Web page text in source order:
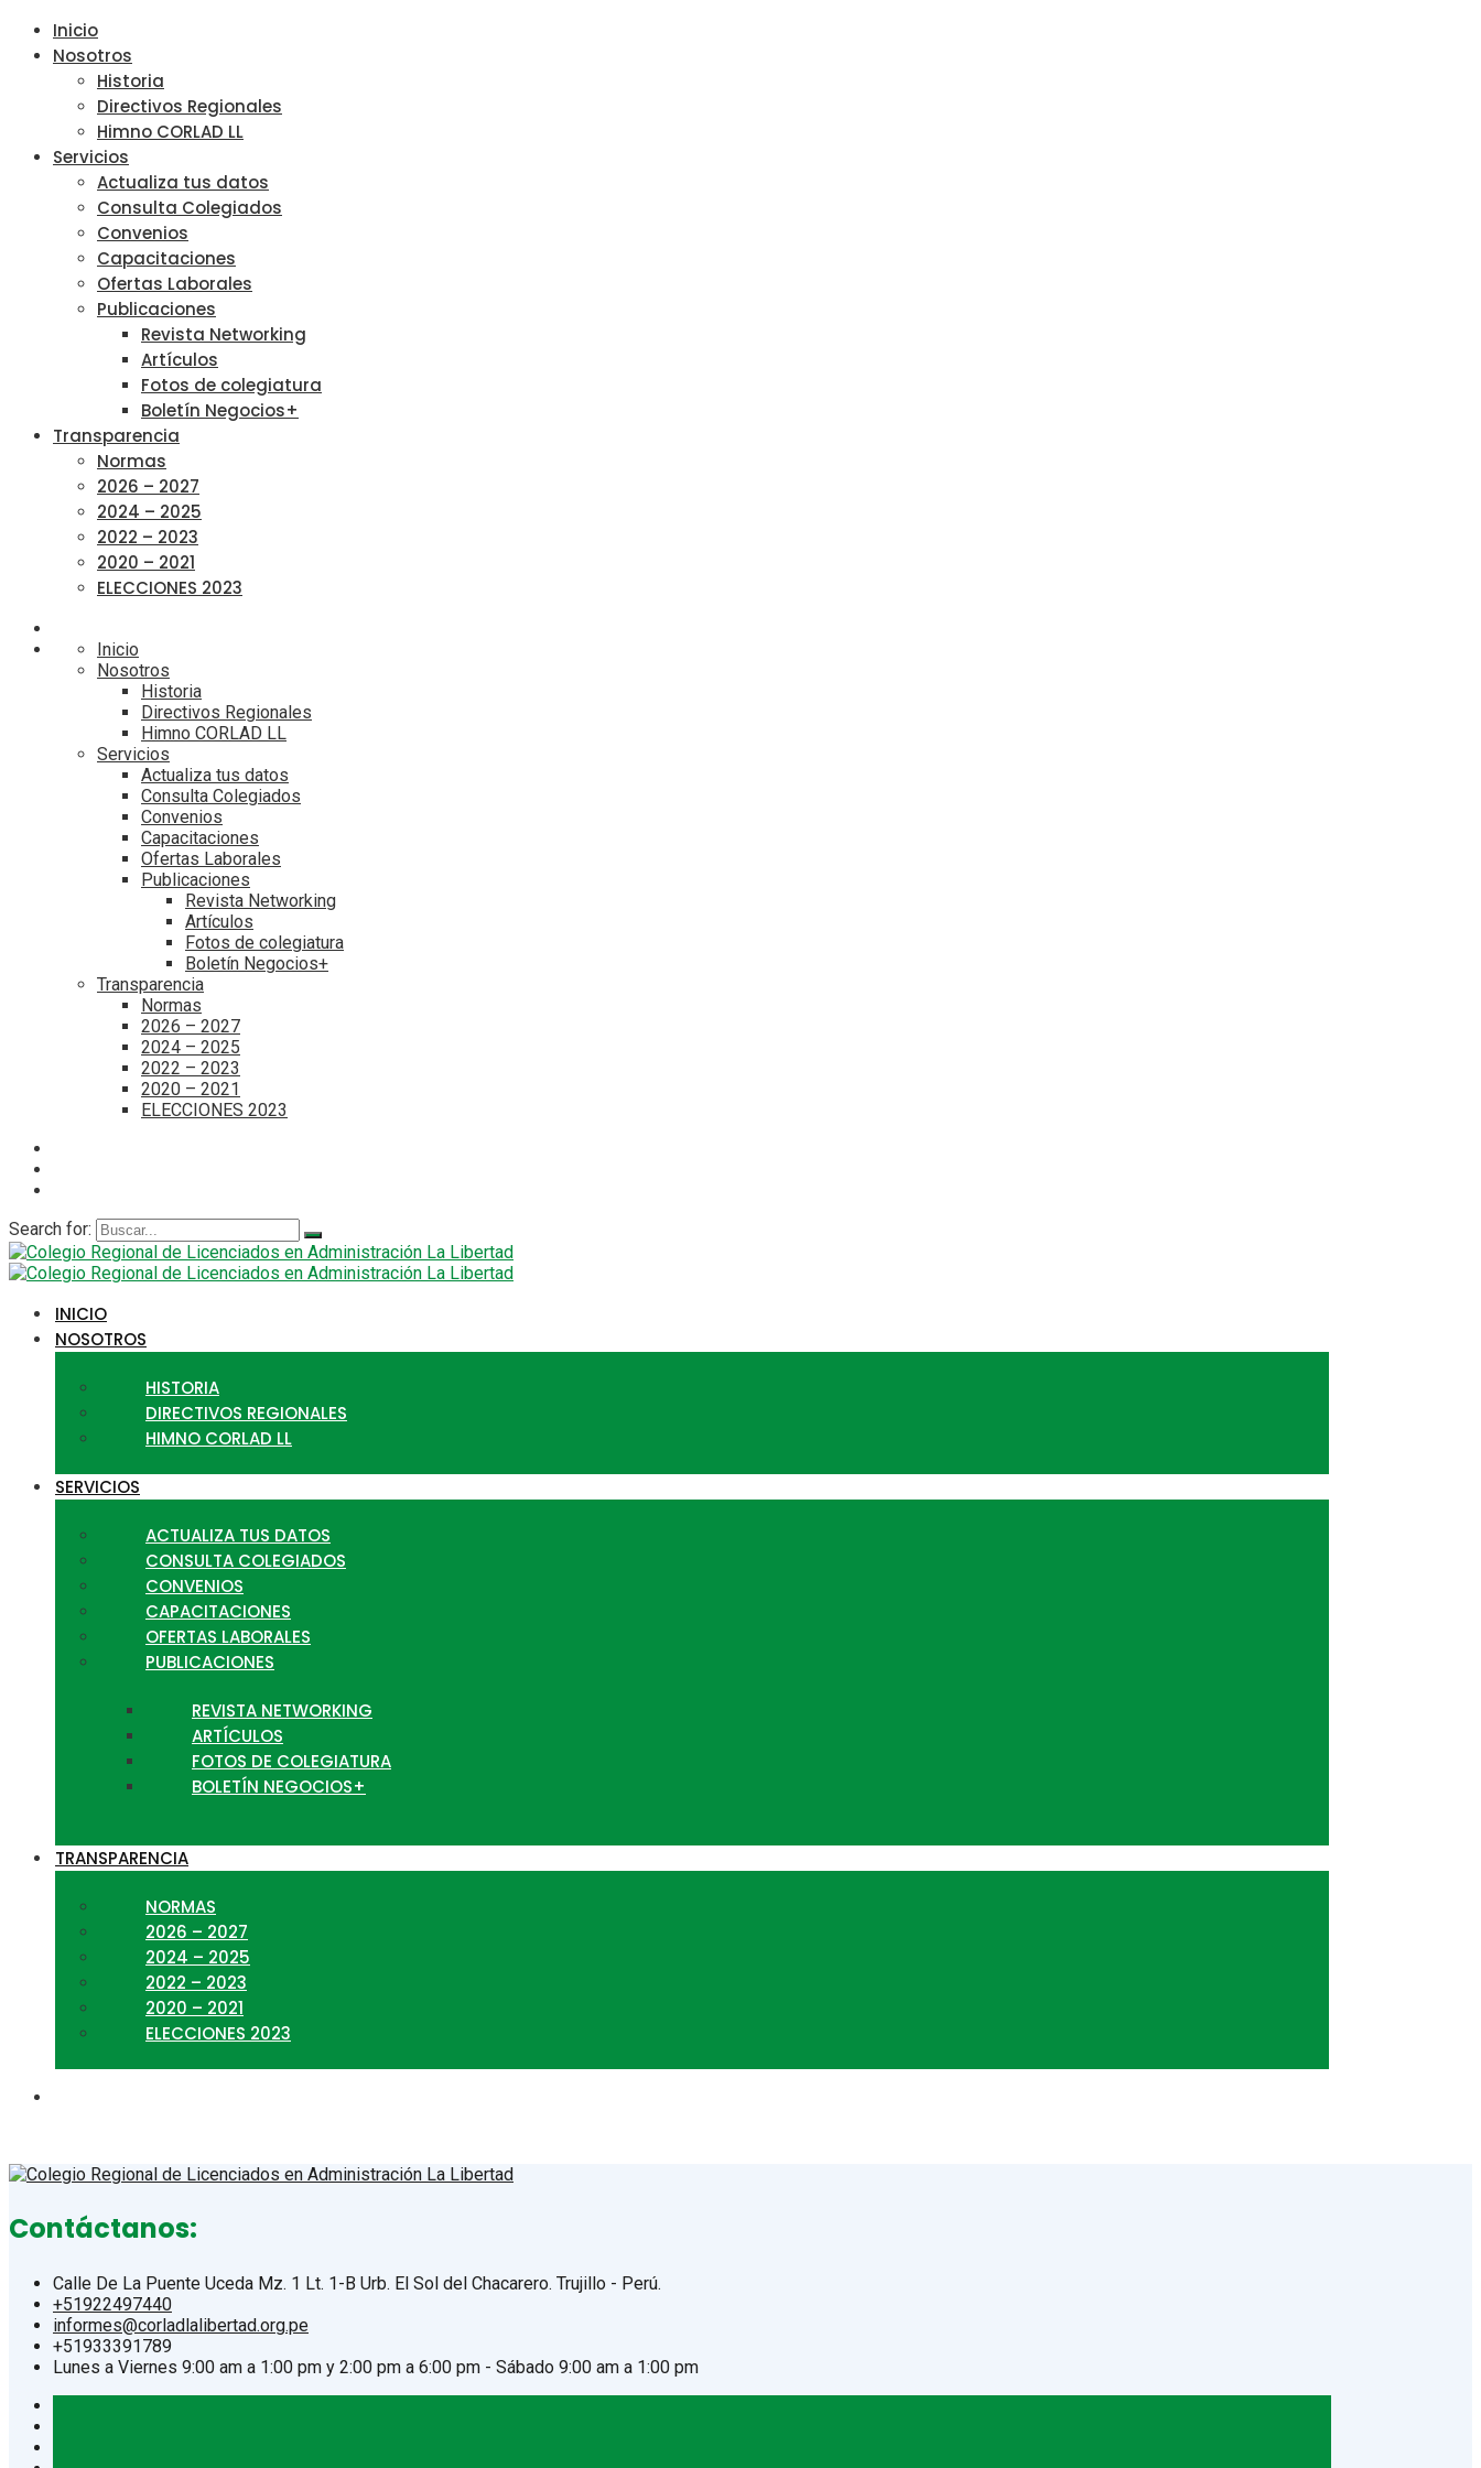
Inicio
Nosotros
Historia
Directivos Regionales
Himno CORLAD LL
Servicios
Actualiza tus datos
Consulta Colegiados
Convenios
Capacitaciones
Ofertas Laborales
Publicaciones
Revista Networking
Artículos
Fotos de colegiatura
Boletín Negocios+
Transparencia
Normas
2026 – 2027
2024 – 2025
2022 – 2023
2020 – 2021
ELECCIONES 2023
Inicio
Nosotros
Historia
Directivos Regionales
Himno CORLAD LL
Servicios
Actualiza tus datos
Consulta Colegiados
Convenios
Capacitaciones
Ofertas Laborales
Publicaciones
Revista Networking
Artículos
Fotos de colegiatura
Boletín Negocios+
Transparencia
Normas
2026 – 2027
2024 – 2025
2022 – 2023
2020 – 2021
ELECCIONES 2023
Search for:
INICIO
NOSOTROS
HISTORIA
DIRECTIVOS REGIONALES
HIMNO CORLAD LL
SERVICIOS
ACTUALIZA TUS DATOS
CONSULTA COLEGIADOS
CONVENIOS
CAPACITACIONES
OFERTAS LABORALES
PUBLICACIONES
REVISTA NETWORKING
ARTÍCULOS
FOTOS DE COLEGIATURA
BOLETÍN NEGOCIOS+
TRANSPARENCIA
NORMAS
2026 – 2027
2024 – 2025
2022 – 2023
2020 – 2021
ELECCIONES 2023
Contáctanos:
Calle De La Puente Uceda Mz. 1 Lt. 1-B Urb. El Sol del Chacarero. Trujillo - Perú.
+51922497440
informes@corladlalibertad.org.pe
+51933391789
Lunes a Viernes 9:00 am a 1:00 pm y 2:00 pm a 6:00 pm - Sábado 9:00 am a 1:00 pm